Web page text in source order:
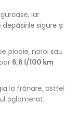
iar
sigure și
ploaie, noroi sau
6,6 l/100 km
la frânare, astfel
aglomerat.